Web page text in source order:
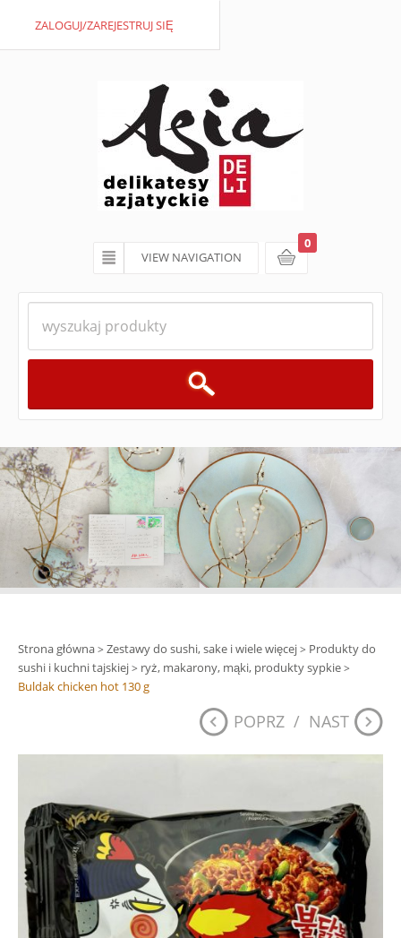
VIEW NAVIGATION
ZALOGUJ/ZAREJESTRUJ SIĘ
koszyk
0
Strona główna> Zestawy do sushi, sake i wiele więcej> Produkty do
sushi i kuchni tajskiej> ryż, makarony, mąki, produkty sypkie>
Buldak chicken hot 130 g
POPRZ / NAST